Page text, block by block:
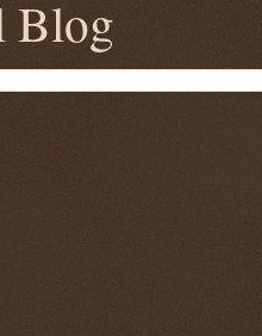
Blog